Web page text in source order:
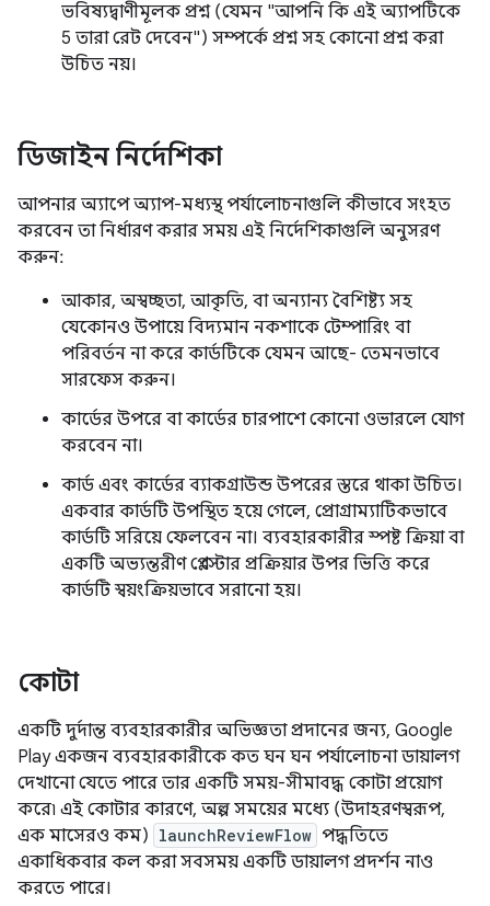
ভবিষ্যদ্বাণীমূলক প্রশ্ন (যেমন "আপনি কি এই অ্যাপটিকে
5 তারা রেট দেবেন") সম্পর্কে প্রশ্ন সহ কোনো প্রশ্ন করা
উচিত নয়।
ডিজাইন নির্দেশিকা
আপনার অ্যাপে অ্যাপ-মধ্যস্থ পর্যালোচনাগুলি কীভাবে সংহত
করবেন তা নির্ধারণ করার সময় এই নির্দেশিকাগুলি অনুসরণ
করুন:
আকার, অস্বচ্ছতা, আকৃতি, বা অন্যান্য বৈশিষ্ট্য সহ
যেকোনও উপায়ে বিদ্যমান নকশাকে টেম্পারিং বা
পরিবর্তন না করে কার্ডটিকে যেমন আছে- তেমনভাবে
সারফেস করুন।
কার্ডের উপরে বা কার্ডের চারপাশে কোনো ওভারলে যোগ
করবেন না।
কার্ড এবং কার্ডের ব্যাকগ্রাউন্ড উপরের স্তরে থাকা উচিত।
একবার কার্ডটি উপস্থিত হয়ে গেলে, প্রোগ্রাম্যাটিকভাবে
কার্ডটি সরিয়ে ফেলবেন না। ব্যবহারকারীর স্পষ্ট ক্রিয়া বা
একটি অভ্যন্তরীণ প্লে স্টোর প্রক্রিয়ার উপর ভিত্তি করে
কার্ডটি স্বয়ংক্রিয়ভাবে সরানো হয়।
কোটা
একটি দুর্দান্ত ব্যবহারকারীর অভিজ্ঞতা প্রদানের জন্য, Google
Play একজন ব্যবহারকারীকে কত ঘন ঘন পর্যালোচনা ডায়ালগ
দেখানো যেতে পারে তার একটি সময়-সীমাবদ্ধ কোটা প্রয়োগ
করে৷ এই কোটার কারণে, অল্প সময়ের মধ্যে (উদাহরণস্বরূপ,
এক মাসেরও কম) launchReviewFlow পদ্ধতিতে
একাধিকবার কল করা সবসময় একটি ডায়ালগ প্রদর্শন নাও
করতে পারে।